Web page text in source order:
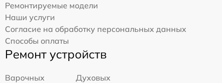
Ремонтируемые модели
Наши услуги
Согласие на обработку персональных данных
Способы оплаты
Ремонт устройств
Варочных
Духовых